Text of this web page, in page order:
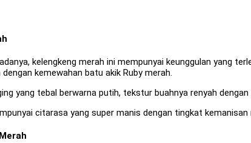
kelengkeng merah ini mempunyai keunggulan yang
kemewahan batu akik Ruby merah.
yang tebal berwarna putih, tekstur buahnya renyah dengan
citarasa yang super manis dengan tingkat